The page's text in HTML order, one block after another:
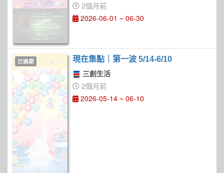
2個月前
2026-06-01 ~ 06-30
已過期 現在集點｜第一波 5/14-6/10
三創生活
2個月前
2026-05-14 ~ 06-10